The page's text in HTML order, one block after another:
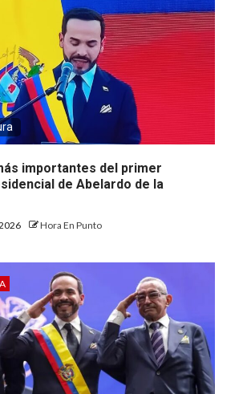
importantes del primer
de Abelardo de la
Hora En Punto